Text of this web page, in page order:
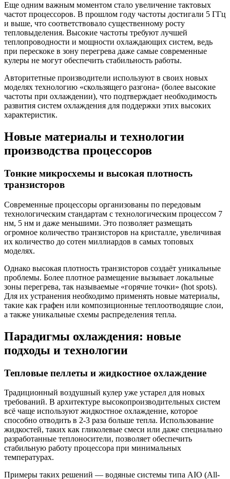
Еще одним важным моментом стало увеличение тактовых
частот процессоров. В прошлом году частоты достигали 5 ГГц
и выше, что соответствовало существенному росту
тепловыделения. Высокие частоты требуют лучшей
теплопроводности и мощности охлаждающих систем, ведь
при перескоке в зону перегрева даже самые современные
кулеры не могут обеспечить стабильность работы.
Авторитетные производители используют в своих новых
моделях технологию «скользящего разгона» (более высокие
частоты при охлаждении), что подтверждает необходимость
развития систем охлаждения для поддержки этих высоких
характеристик.
Новые материалы и технологии
производства процессоров
Тонкие микросхемы и высокая плотность
транзисторов
Современные процессоры организованы по передовым
технологическим стандартам с технологическим процессом 7
нм, 5 нм и даже меньшими. Это позволяет размещать
огромное количество транзисторов на кристалле, увеличивая
их количество до сотен миллиардов в самых топовых
моделях.
Однако высокая плотность транзисторов создаёт уникальные
проблемы. Более плотное размещение вызывает локальные
зоны перегрева, так называемые «горячие точки» (hot spots).
Для их устранения необходимо применять новые материалы,
такие как графен или композиционные теплоотводящие слои,
а также уникальные схемы распределения тепла.
Парадигмы охлаждения: новые
подходы и технологии
Тепловые пеллеты и жидкостное охлаждение
Традиционный воздушный кулер уже устарел для новых
требований. В архитектуре высокопроизводительных систем
всё чаще используют жидкостное охлаждение, которое
способно отводить в 2-3 раза больше тепла. Использование
жидкостей, таких как гликолевые смеси или даже специально
разработанные теплоносители, позволяет обеспечить
стабильную работу процессора при минимальных
температурах.
Примеры таких решений — водяные системы типа AIO (All-